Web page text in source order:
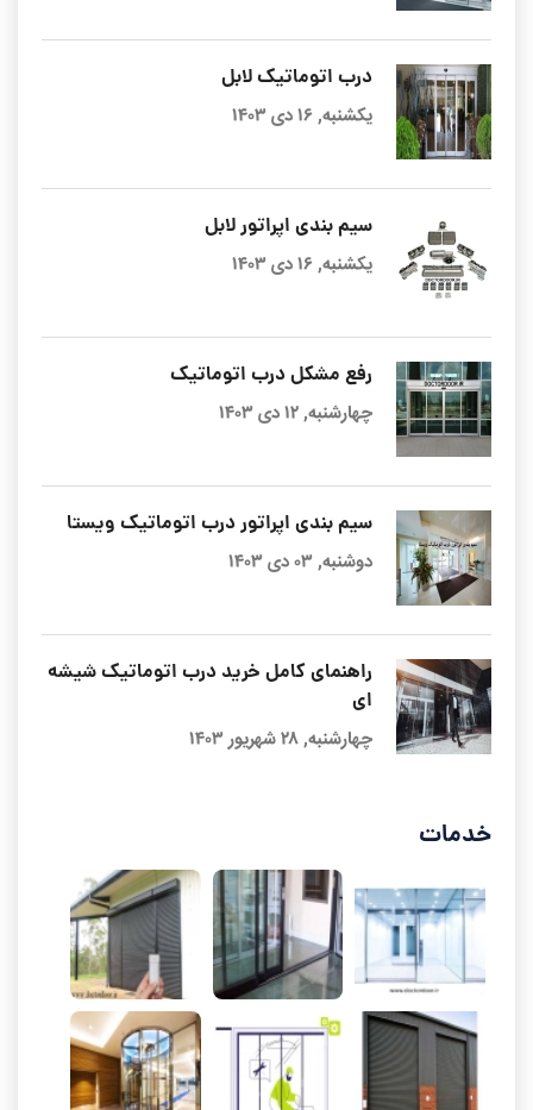
درب اتوماتیک لابل
یکشنبه, ۱۶ دی ۱۴۰۳
سیم بندی اپراتور لابل
یکشنبه, ۱۶ دی ۱۴۰۳
رفع مشکل درب اتوماتیک
چهارشنبه, ۱۲ دی ۱۴۰۳
سیم بندی اپراتور درب اتوماتیک ویستا
دوشنبه, ۰۳ دی ۱۴۰۳
راهنمای کامل خرید درب اتوماتیک شیشه
ای
چهارشنبه, ۲۸ شهریور ۱۴۰۳
خدمات